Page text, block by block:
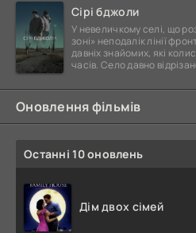
Сірі бджоли
У невеличкому селі, що
зоні» неподалік лінії
давніх знайомих, які
часів. Село давно
Оновлення фільмів
Останні 10 оновлень
Дім двох сімей